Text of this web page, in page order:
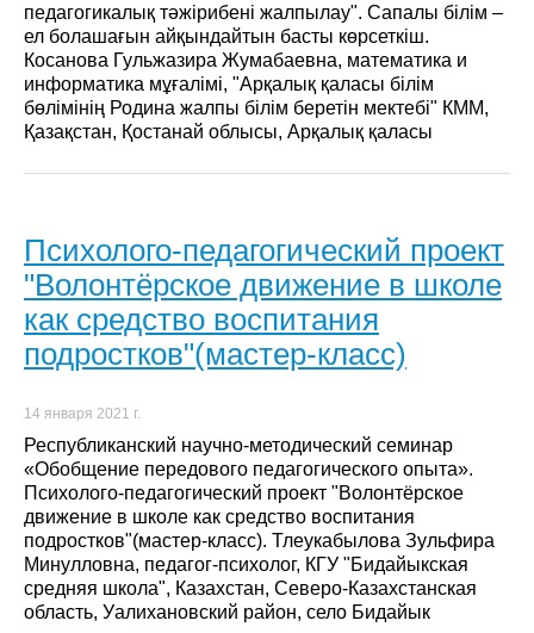
педагогикалық тәжірибені жалпылау". Сапалы білім –
ел болашағын айқындайтын басты көрсеткіш.
Косанова Гульжазира Жумабаевна, математика и
информатика мұғалімі, "Арқалық қаласы білім
бөлімінің Родина жалпы білім беретін мектебі" КММ,
Қазақстан, Қостанай облысы, Арқалық қаласы
Психолого-педагогический проект
"Волонтёрское движение в школе
как средство воспитания
подростков"(мастер-класс)
14 января 2021 г.
Республиканский научно-методический семинар
«Обобщение передового педагогического опыта».
Психолого-педагогический проект "Волонтёрское
движение в школе как средство воспитания
подростков"(мастер-класс). Тлеукабылова Зульфира
Минулловна, педагог-психолог, КГУ "Бидайыкская
средняя школа", Казахстан, Северо-Казахстанская
область, Уалихановский район, село Бидайык